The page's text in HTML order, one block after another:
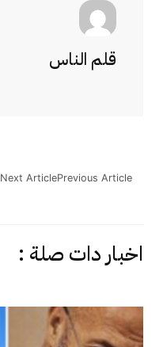
قلم الناس
Previous Article
Next Article
اخبار دات صلة :